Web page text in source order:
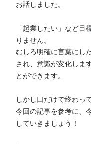
お話しました。
「起業したい」など目
りません。
むしろ明確に言葉にし
され、意識が変化しま
とができます。
しかし口だけで終わっ
今回の記事を参考に、
していきましょう！